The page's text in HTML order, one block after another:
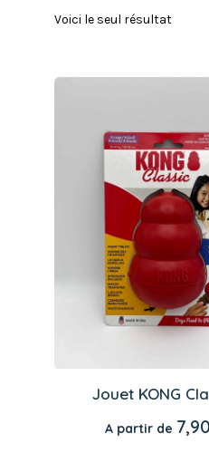
Voici le seul résultat
plusieurs
variations.
Jouet KONG
A partir de 7,90